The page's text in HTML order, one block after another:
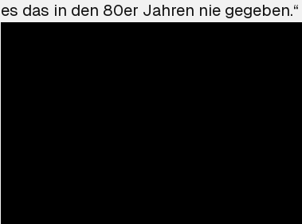
es das in den 80er Jahren nie gegeben.“